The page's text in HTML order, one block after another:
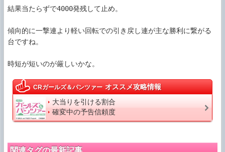
結果当たらずで4000発残して止め。
傾向的に一撃連より軽い回転での引き戻し連が主な勝利に繋がる
台ですね。
時短が短いのが厳しいかな。
CRガールズ＆パンツァー オススメ攻略情報
大当りを引ける割合
確変中の予告信頼度